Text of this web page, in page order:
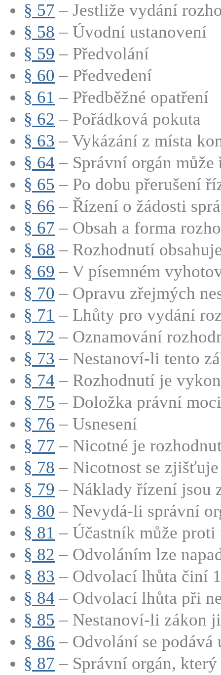
§ 57 – Jestliže vydání
§ 58 – Úvodní ustanovení
§ 59 – Předvolání
§ 60 – Předvedení
§ 61 – Předběžné opatření
§ 62 – Pořádková pokuta
§ 63 – Vykázání z místa
§ 64 – Správní orgán
§ 65 – Po dobu přerušení
§ 66 – Řízení o žádosti
§ 67 – Obsah a forma
§ 68 – Rozhodnutí
§ 69 – V písemném
§ 70 – Opravu zřejmých
§ 71 – Lhůty pro vydání
§ 72 – Oznamování
§ 73 – Nestanoví-li tento
§ 74 – Rozhodnutí je
§ 75 – Doložka právní
§ 76 – Usnesení
§ 77 – Nicotné je
§ 78 – Nicotnost se
§ 79 – Náklady řízení jsou
§ 80 – Nevydá-li správní
§ 81 – Účastník může proti
§ 82 – Odvoláním lze
§ 83 – Odvolací lhůta činí
§ 84 – Odvolací lhůta při
§ 85 – Nestanoví-li zákon
§ 86 – Odvolání se podává
§ 87 – Správní orgán, který